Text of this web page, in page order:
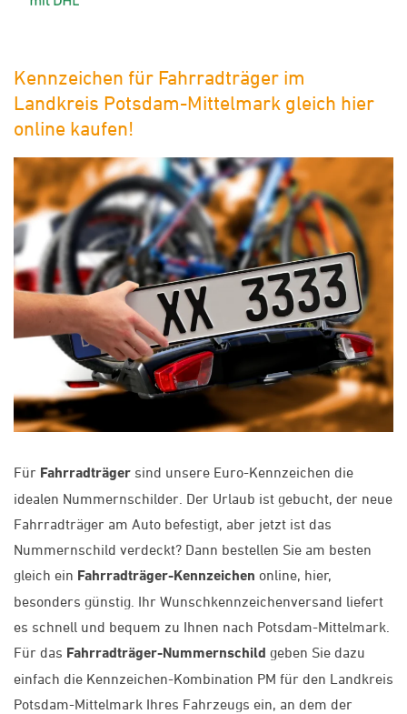
Kennzeichen für Fahrradträger im
Landkreis Potsdam-Mittelmark gleich hier
online kaufen!
Für Fahrradträger sind unsere Euro-Kennzeichen die
idealen Nummernschilder. Der Urlaub ist gebucht, der neue
Fahrradträger am Auto befestigt, aber jetzt ist das
Nummernschild verdeckt? Dann bestellen Sie am besten
gleich ein Fahrradträger-Kennzeichen online, hier,
besonders günstig. Ihr Wunschkennzeichenversand liefert
es schnell und bequem zu Ihnen nach Potsdam-Mittelmark.
Für das Fahrradträger-Nummernschild geben Sie dazu
einfach die Kennzeichen-Kombination PM für den Landkreis
Potsdam-Mittelmark Ihres Fahrzeugs ein, an dem der